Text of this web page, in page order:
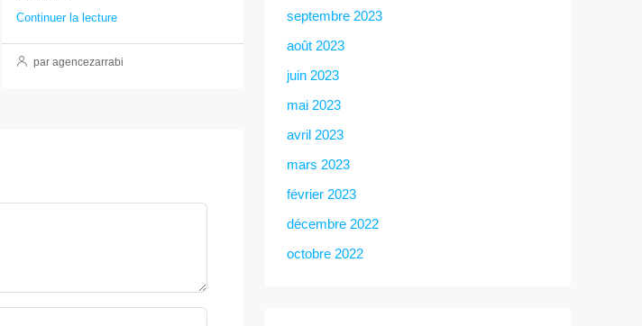
Continuer la lecture
par agencezarrabi
septembre 2023
août 2023
juin 2023
mai 2023
avril 2023
mars 2023
février 2023
décembre 2022
octobre 2022